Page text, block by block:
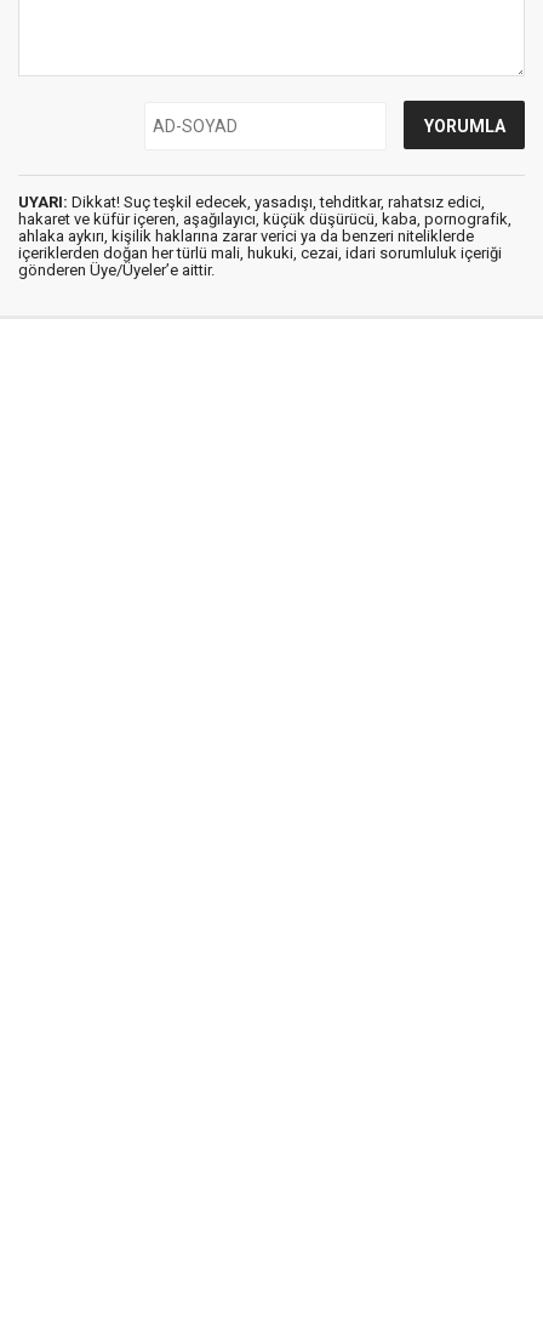
UYARI: Dikkat! Suç teşkil edecek, yasadışı, tehditkar, rahatsız edici,
hakaret ve küfür içeren, aşağılayıcı, küçük düşürücü, kaba, pornografik,
ahlaka aykırı, kişilik haklarına zarar verici ya da benzeri niteliklerde
içeriklerden doğan her türlü mali, hukuki, cezai, idari sorumluluk içeriği
gönderen Üye/Üyeler’e aittir.